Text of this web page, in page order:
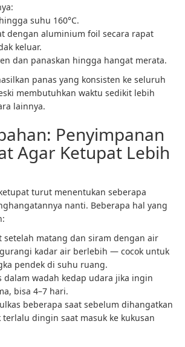
suhu 160°C.
dengan aluminium foil secara rapat
keluar.
dan panaskan hingga hangat merata.
panas yang konsisten ke seluruh
membutuhkan waktu sedikit lebih
lainnya.
Penyimpanan
Agar Ketupat Lebih
turut menentukan seberapa
nanti. Beberapa hal yang
setelah matang dan siram dengan air
kadar air berlebih — cocok untuk
pendek di suhu ruang.
dalam wadah kedap udara jika ingin
bisa 4–7 hari.
beberapa saat sebelum dihangatkan
dingin saat masuk ke kukusan